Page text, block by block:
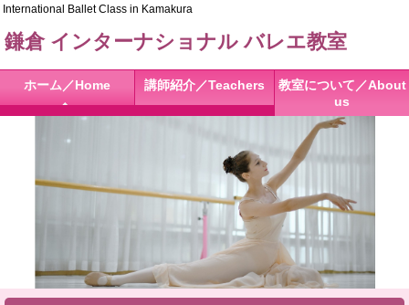
International Ballet Class in Kamakura
鎌倉 インターナショナル バレエ教室
ホーム／Home 講師紹介／Teachers
教室について／About
us